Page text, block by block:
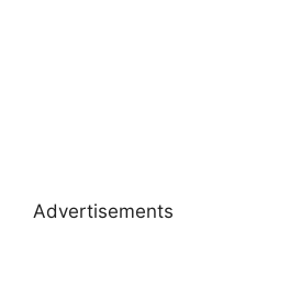
Advertisements